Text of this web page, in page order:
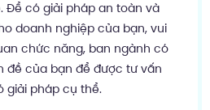
Để có giải pháp an toàn và
doanh nghiệp của bạn, vui
chức năng, ban ngành có
đề của bạn để được tư vấn
giải pháp cụ thể.